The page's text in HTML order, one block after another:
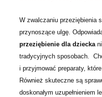
W zwalczaniu przeziębienia
przynoszące ulgę.
przeziębienie dla dziecka
tradycyjnych sposobach.
i przyjmować preparaty,
Również skuteczne są
doskonałym uzupełnieniem